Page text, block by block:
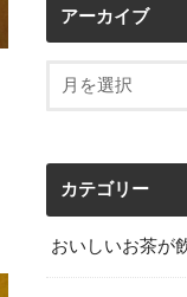
アーカイブ
カテゴリー
おいしいお茶が